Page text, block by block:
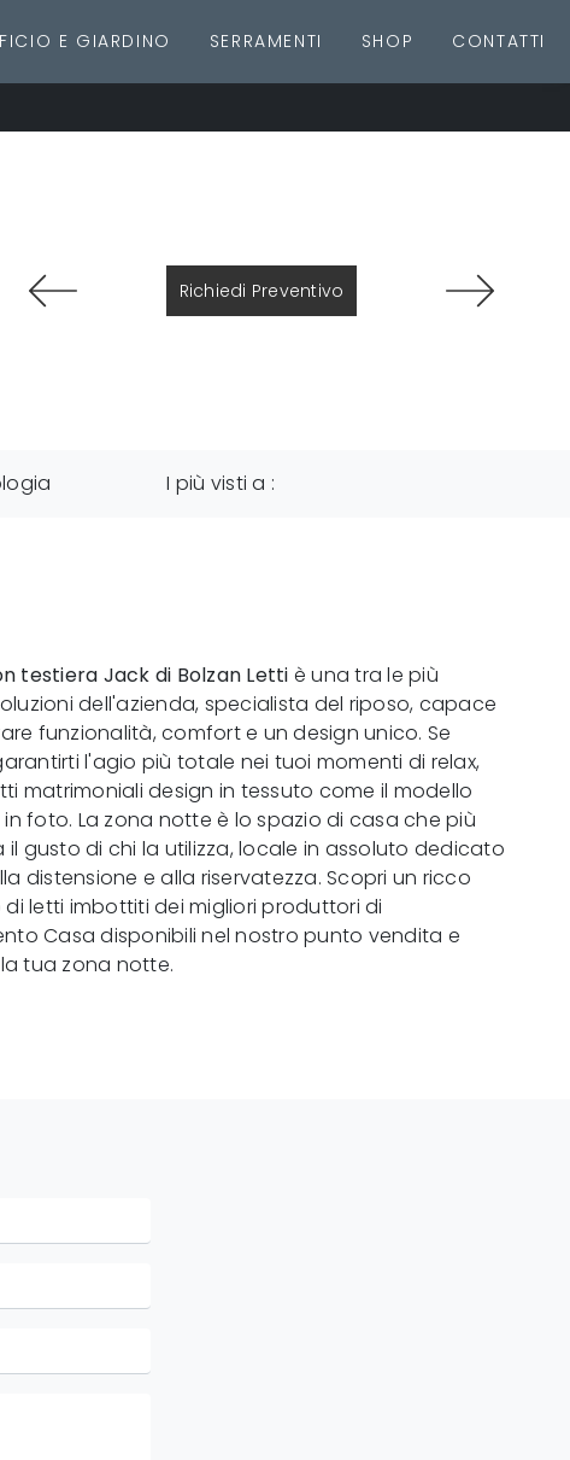
E GIARDINO SERRAMENTI SHOP CONTATTI
Richiedi Preventivo
I più visti a :
testiera Jack di Bolzan Letti è una tra le più
dell'azienda, specialista del riposo, capace
funzionalità, comfort e un design unico. Se
l'agio più totale nei tuoi momenti di relax,
matrimoniali design in tessuto come il modello
foto. La zona notte è lo spazio di casa che più
il gusto di chi la utilizza, locale in assoluto dedicato
distensione e alla riservatezza. Scopri un ricco
letti imbottiti dei migliori produttori di
Casa disponibili nel nostro punto vendita e
tua zona notte.